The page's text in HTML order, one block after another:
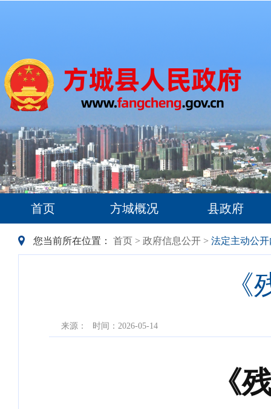
首页 方城概况 县政府
您当前所在位置： 首页 > 政府信息公开 > 法定主动公
来源： 时间：2026-05-14
《